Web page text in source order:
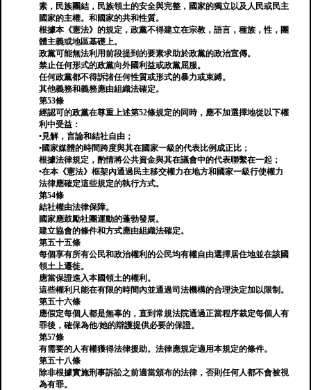
素，民族團結，民族領土的安全與完整，國家的獨立以及人民或民主
國家的主權。和國家的共和性質。
根據本《憲法》的規定，政黨不得建立在宗教，語言，種族，性，團
體主義或地區基礎上。
政黨可能無法利用前段提到的要素求助於政黨的政治宣傳。
禁止任何形式的政黨向外國利益或政黨屈服。
任何政黨都不得訴諸任何性質或形式的暴力或束縛。
其他義務和義務應由組織法確定。
第53條
經認可的政黨在尊重上述第52條規定的同時，應不加選擇地從以下權
利中受益：
•見解，言論和結社自由；
•國家媒體的時間跨度與其在國家一級的代表比例成正比；
根據法律規定，酌情將公共資金與其在議會中的代表聯繫在一起；
•在本《憲法》框架內通過民主移交權力在地方和國家一級行使權力
法律應確定這些規定的執行方式。
第54條
結社權由法律保障。
國家應鼓勵社團運動的蓬勃發展。
建立協會的條件和方式應由組織法確定。
第五十五條
每個享有所有公民和政治權利的公民均有權自由選擇居住地並在該國
領土上遷徙。
應當保證進入本國領土的權利。
這些權利只能在有限的時間內並通過司法機構的合理決定加以限制。
第五十六條
應假定每個人都是無辜的，直到常規法院通過正當程序裁定每個人有
罪後，確保為他/她的辯護提供必要的保證。
第57條
有需要的人有權獲得法律援助。法律應規定適用本規定的條件。
第五十八條
除非根據實施刑事訴訟之前適當頒布的法律，否則任何人都不會被視
為有罪。